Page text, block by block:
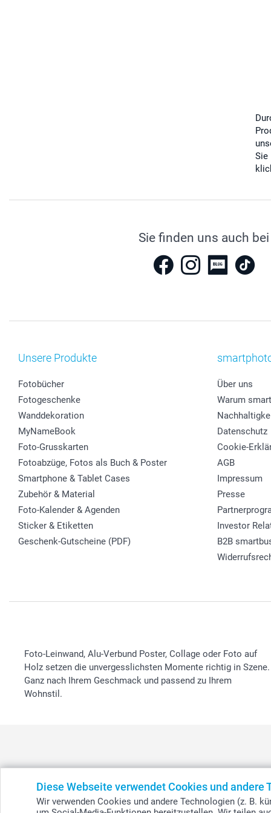
Diese Webseite verwendet Cookies und andere
Wir verwenden Cookies und andere Technologien (z. B.
Sie
Sie finden uns auch bei
Unsere Produkte
Fotobücher
Fotogeschenke
Wanddekoration
MyNameBook
Foto-Grusskarten
Fotoabzüge, Fotos als Buch & Poster
Smartphone & Tablet Cases
Zubehör & Material
Foto-Kalender & Agenden
Sticker & Etiketten
Geschenk-Gutscheine (PDF)
Über uns
Warum
Datenschutz
Cookie-
AGB
Impressum
Presse
Investor
B2B
Foto-Leinwand, Alu-Verbund Poster, Collage oder Foto auf
Holz setzen die unvergesslichsten Momente richtig in Szene.
Ganz nach Ihrem Geschmack und passend zu Ihrem
Wohnstil.